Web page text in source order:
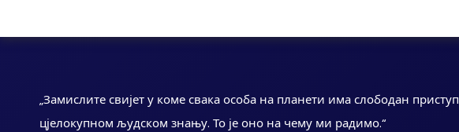
„Замислите свијет у коме свака особа на планети има слободан приступ
цјелокупном људском знању. То је оно на чему ми радимо.“